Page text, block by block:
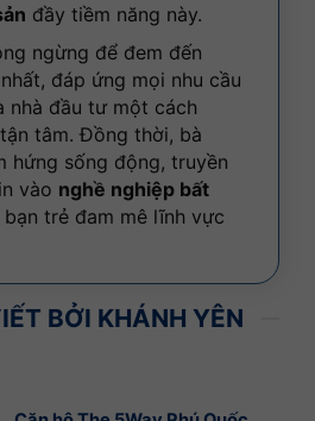
đầy tiềm năng này.
ngừng để đem đến
đáp ứng mọi nhu cầu
nhà đầu tư một cách
tâm. Đồng thời, bà
hứng sống động, truyền
vào nghề nghiệp bất
trẻ đam mê lĩnh vực
BỞI KHÁNH YÊN